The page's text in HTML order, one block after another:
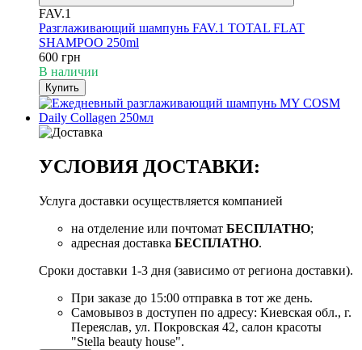
FAV.1
Разглаживающий шампунь FAV.1 TOTAL FLAT
SHAMPOO 250ml
600 грн
В наличии
Купить
УСЛОВИЯ ДОСТАВКИ:
Услуга доставки осуществляется компанией
на отделение или почтомат БЕСПЛАТНО;
адресная доставка БЕСПЛАТНО.
Сроки доставки 1-3 дня (зависимо от региона доставки).
При заказе до 15:00 отправка в тот же день.
Самовывоз в доступен по адресу: Киевская обл., г.
Переяслав, ул. Покровская 42, салон красоты
"Stella beauty house".